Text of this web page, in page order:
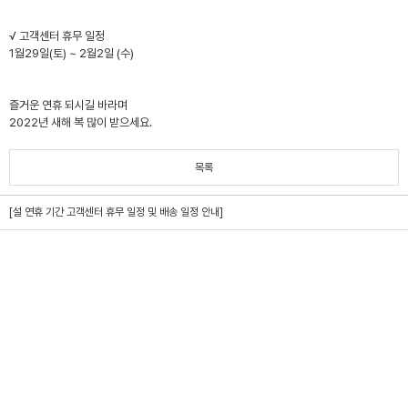
√ 고객센터 휴무 일정
1월29일(토) ~ 2월2일 (수)
즐거운 연휴 되시길 바라며
2022년 새해 복 많이 받으세요.
목록
[설 연휴 기간 고객센터 휴무 일정 및 배송 일정 안내]